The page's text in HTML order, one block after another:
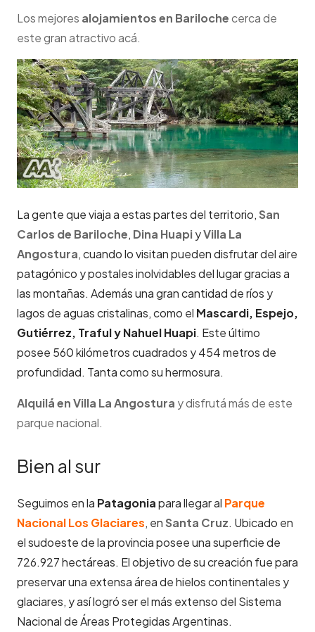
Los mejores alojamientos en Barilochecerca de
este gran atractivo acá.
La gente que viaja a estas partes del territorio, San
Carlos de Bariloche, Dina HuapiyVilla La
Angostura,cuando lo visitan pueden disfrutar del aire
patagónico y postales inolvidables del lugar gracias a
las montañas. Además una gran cantidad de ríos y
lagos de aguas cristalinas, como el Mascardi, Espejo,
Gutiérrez, Traful y Nahuel Huapi. Este último
posee 560 kilómetros cuadrados y 454 metros de
profundidad. Tanta como su hermosura.
Alquilá en Villa La Angostura y disfrutá más de este
parque nacional.
Bien al sur
Seguimos en la Patagoniapara llegar al Parque
Nacional Los Glaciares, en Santa Cruz. Ubicado en
el sudoeste de la provincia posee una superficie de
726.927 hectáreas. El objetivo de su creación fue para
preservar una extensa área de hielos continentales y
glaciares, y así logró ser el más extenso del Sistema
Nacional de Áreas Protegidas Argentinas.